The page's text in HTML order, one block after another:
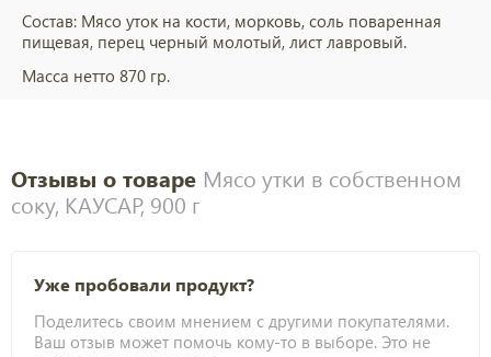
Состав: Мясо уток на кости, морковь, соль поваренная
пищевая, перец черный молотый, лист лавровый.
Масса нетто 870 гр.
Отзывы о товаре Мясо утки в собственном
соку, КАУСАР, 900 г
Уже пробовали продукт?
Поделитесь своим мнением с другими покупателями.
Ваш отзыв может помочь кому-то в выборе. Это не